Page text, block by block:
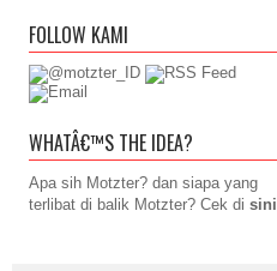
FOLLOW KAMI
WHATÂ€™S THE IDEA?
Apa sih Motzter? dan siapa yang
terlibat di balik Motzter? Cek di sini